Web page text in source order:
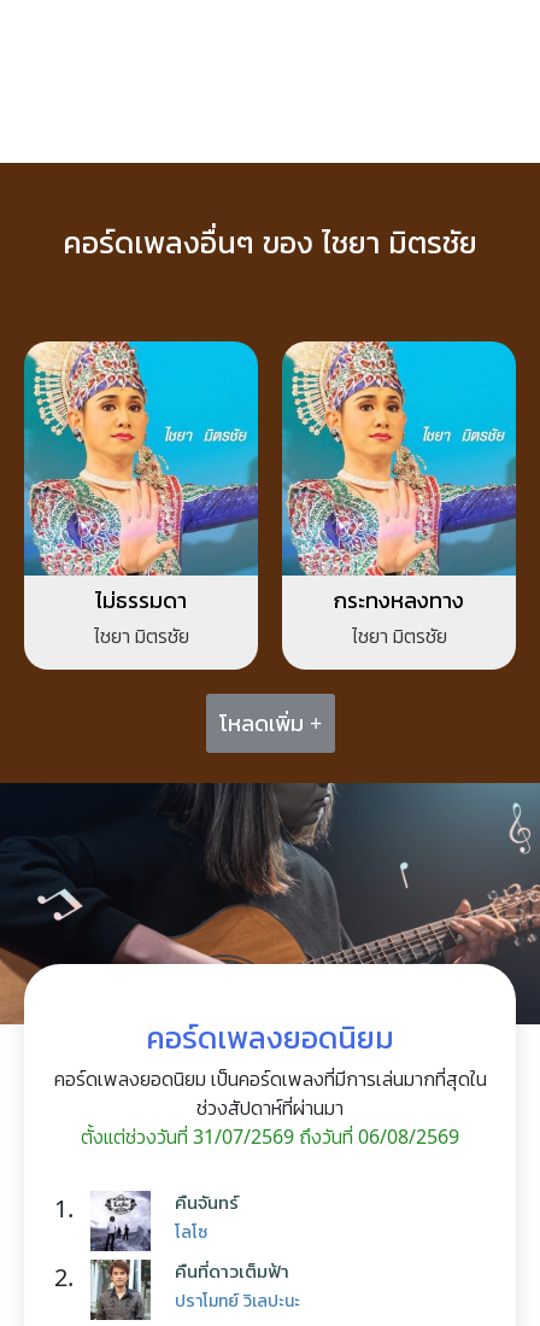
คอร์ดเพลงอื่นๆ ของ ไชยา มิตรชัย
ไม่ธรรมดา
ไชยา มิตรชัย
กระทงหลงทาง
ไชยา มิตรชัย
โหลดเพิ่ม +
คอร์ดเพลงยอดนิยม
คอร์ดเพลงยอดนิยม เป็นคอร์ดเพลงที่มีการเล่นมากที่สุดใน
ช่วงสัปดาห์ที่ผ่านมา
ตั้งแต่ช่วงวันที่ 31/07/2569 ถึงวันที่ 06/08/2569
1. คืนจันทร์
โลโซ
2. คืนที่ดาวเต็มฟ้า
ปราโมทย์ วิเลปะนะ